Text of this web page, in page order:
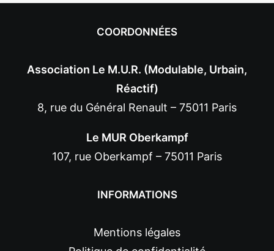
COORDONNÉES
Association Le M.U.R. (Modulable, Urbain,
Réactif)
8, rue du Général Renault – 75011 Paris
Le MUR Oberkampf
107, rue Oberkampf – 75011 Paris
INFORMATIONS
Mentions légales